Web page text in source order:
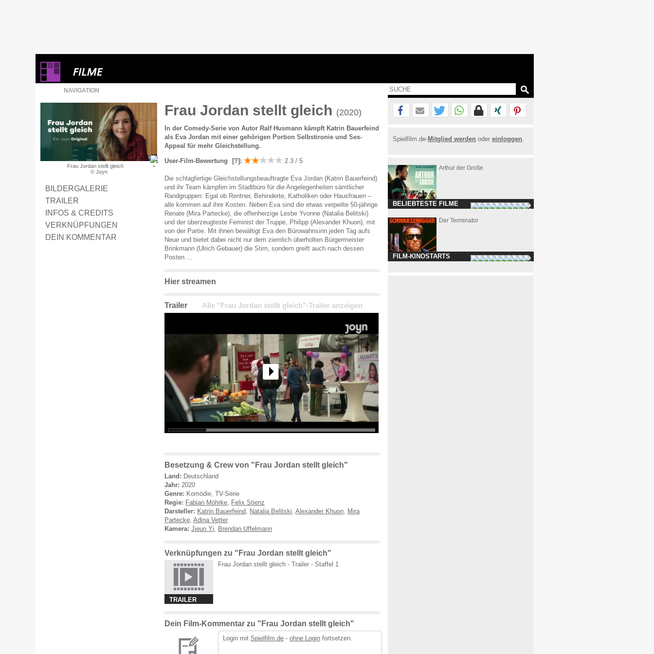
NAVIGATION
Frau Jordan stellt gleich
© Joyn
BILDERGALERIE
TRAILER
INFOS & CREDITS
VERKNÜPFUNGEN
DEIN KOMMENTAR
Frau Jordan stellt gleich (2020)
In der Comedy-Serie von Autor Ralf Husmann kämpft Katrin Bauerfeind
als Eva Jordan mit einer gehörigen Portion Selbstironie und Sex-
Appeal für mehr Gleichstellung.
User-Film-Bewertung [?] : 2.3 / 5
Die schlagfertige Gleichstellungsbeauftragte Eva Jordan (Katrin Bauerfeind)
und ihr Team kämpfen im Stadtbüro für die Angelegenheiten sämtlicher
Randgruppen: Egal ob Rentner, Behinderte, Katholiken oder Hausfrauen –
alle kommen auf ihre Kosten. Neben Eva sind die etwas verpeilte 50-jährige
Renate (Mira Partecke), die offenherzige Lesbe Yvonne (Natalia Belitski)
und der überzeugteste Feminist der Truppe, Philipp (Alexander Khuon), mit
von der Partie. Mit ihnen bewältigt Eva den Bürowahnsinn jeden Tag aufs
Neue und bietet dabei nicht nur dem ziemlich überholten Bürgermeister
Brinkmann (Ulrich Gebauer) die Stirn, sondern greift auch nach dessen
Posten …
Hier streamen
Trailer Alle "Frau Jordan stellt gleich"-Trailer anzeigen
Besetzung & Crew von "Frau Jordan stellt gleich"
Land: Deutschland
Jahr: 2020
Genre: Komödie, TV-Serie
Regie: Fabian Möhrke, Felix Stienz
Darsteller: Katrin Bauerfeind, Natalia Belitski, Alexander Khuon, Mira
Partecke, Adina Vetter
Kamera: Jieun Yi, Brendan Uffelmann
Verknüpfungen zu "Frau Jordan stellt gleich"
TRAILER
Frau Jordan stellt gleich - Trailer - Staffel 1
Dein Film-Kommentar zu "Frau Jordan stellt gleich"
Login mit Spielfilm.de - ohne Login fortsetzen.
Spielfilm.de-Mitglied werden oder einloggen.
Arthur der Große
BELIEBTESTE FILME
Der Terminator
FILM-KINOSTARTS